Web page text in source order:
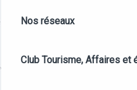
Nos réseaux
Club Tourisme, Affaires et